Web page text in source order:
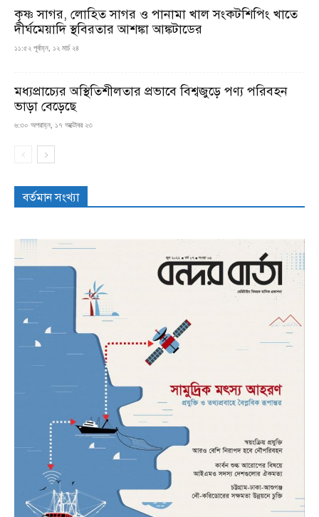
কৃষ্ণ সাগর, লোহিত সাগর ও পানামা খাল সংকটশিপিং খাতে
দীর্ঘমেয়াদি স্থবিরতার আশঙ্কা আঙ্কটাডের
১১:৫২ পূর্বাহ্ন, ১২ মার্চ ২৪
মধ্যপ্রাচ্যের অস্থিতিশীলতার প্রভাবে বিশ্বজুড়ে পণ্য পরিবহন
ভাড়া বেড়েছে
৬:৩০ অপরাহ্ন, ১৭ অক্টোবর ২৩
বর্তমান সংখ্যা